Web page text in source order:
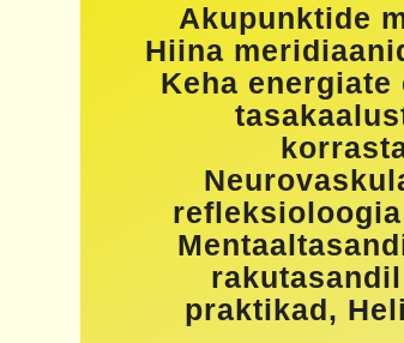
Akupunktide
Hiina
Keha
praktikad,